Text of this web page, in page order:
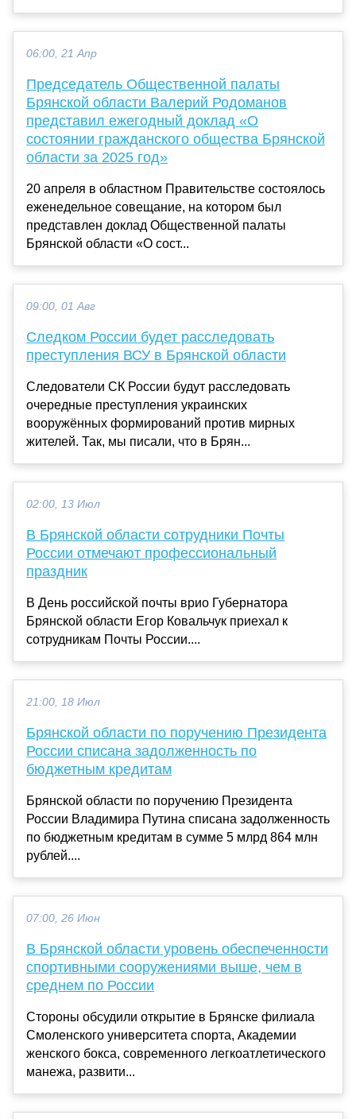
06:00, 21 Апр
Председатель Общественной палаты
Брянской области Валерий Родоманов
представил ежегодный доклад «О
состоянии гражданского общества Брянской
области за 2025 год»
20 апреля в областном Правительстве состоялось
еженедельное совещание, на котором был
представлен доклад Общественной палаты
Брянской области «О сост...
09:00, 01 Авг
Следком России будет расследовать
преступления ВСУ в Брянской области
Следователи СК России будут расследовать
очередные преступления украинских
вооружённых формирований против мирных
жителей. Так, мы писали, что в Брян...
02:00, 13 Июл
В Брянской области сотрудники Почты
России отмечают профессиональный
праздник
В День российской почты врио Губернатора
Брянской области Егор Ковальчук приехал к
сотрудникам Почты России....
21:00, 18 Июл
Брянской области по поручению Президента
России списана задолженность по
бюджетным кредитам
Брянской области по поручению Президента
России Владимира Путина списана задолженность
по бюджетным кредитам в сумме 5 млрд 864 млн
рублей....
07:00, 26 Июн
В Брянской области уровень обеспеченности
спортивными сооружениями выше, чем в
среднем по России
Стороны обсудили открытие в Брянске филиала
Смоленского университета спорта, Академии
женского бокса, современного легкоатлетического
манежа, развити...